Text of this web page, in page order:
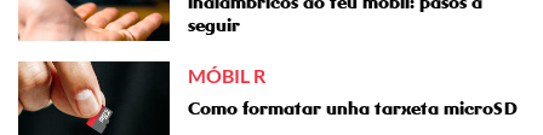
seguir
MÓBIL R
Como formatar unha tarxeta microSD